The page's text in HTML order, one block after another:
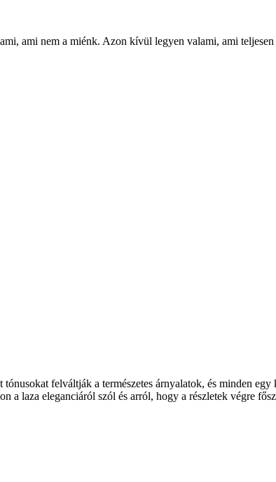
ami nem a miénk. Azon kívül legyen valami, ami
felváltják a természetes árnyalatok, és minden
a laza eleganciáról szól és arról, hogy a részletek végre